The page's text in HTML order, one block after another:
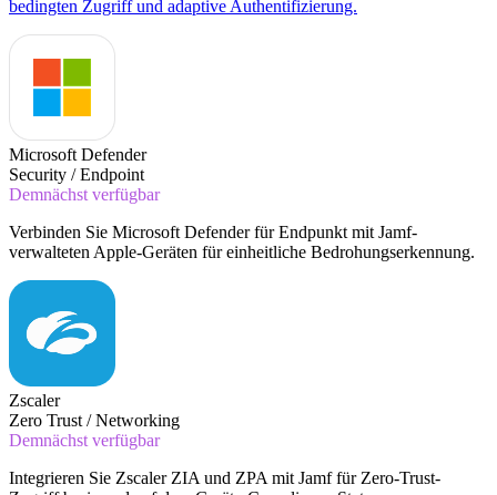
bedingten Zugriff und adaptive Authentifizierung.
Microsoft Defender
Security / Endpoint
Demnächst verfügbar
Verbinden Sie Microsoft Defender für Endpunkt mit Jamf-
verwalteten Apple-Geräten für einheitliche Bedrohungserkennung.
Zscaler
Zero Trust / Networking
Demnächst verfügbar
Integrieren Sie Zscaler ZIA und ZPA mit Jamf für Zero-Trust-